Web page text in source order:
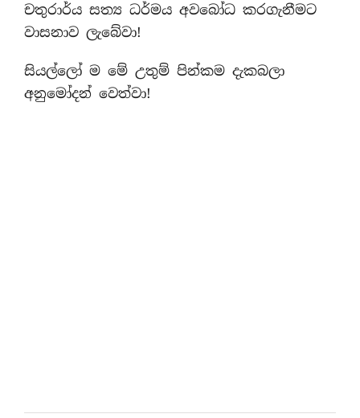
චතුරාර්ය සත්‍ය ධර්මය අවබෝධ කරගැනීමට
වාසනාව ලැබේවා!
සියල්ලෝ ම මේ උතුම් පින්කම දැකබලා
අනුමෝදන් වෙත්වා!